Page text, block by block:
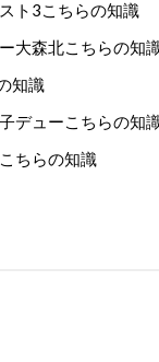
ト3こちらの知識
大森北こちらの知
知識
デューこちらの知
ちらの知識